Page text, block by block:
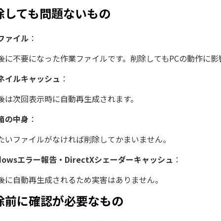
しても問題ないもの
ァイル ：
に不要になった作業ファイルです。削除してもPCの動作に影
イルキャッシュ ：
は次回表示時に自動再生成されます。
の中身 ：
いファイルがなければ削除してかまいません。
エラー報告・DirectXシェーダーキャッシュ ：
に自動再生成されるため実害はありません。
前に確認が必要なもの